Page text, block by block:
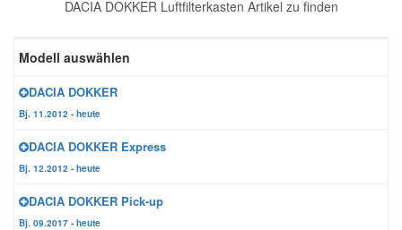
DACIA DOKKER Luftfilterkasten Artikel zu finden
Modell auswählen
DACIA DOKKER
Bj. 11.2012 - heute
DACIA DOKKER Express
Bj. 12.2012 - heute
DACIA DOKKER Pick-up
Bj. 09.2017 - heute
Zündanlage und Glühanlage